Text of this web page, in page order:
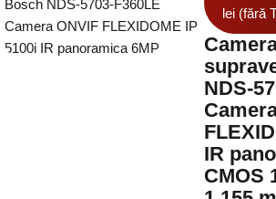
lei (fără
NDS-
IR
CMOS